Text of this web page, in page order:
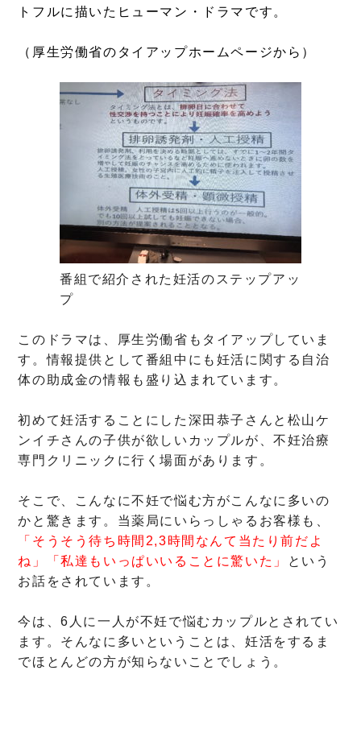
トフルに描いたヒューマン・ドラマです。
（厚生労働省のタイアップホームページから）
番組で紹介された妊活のステップアッ
プ
このドラマは、厚生労働省もタイアップしていま
す。情報提供として番組中にも妊活に関する自治
体の助成金の情報も盛り込まれています。
初めて妊活することにした深田恭子さんと松山ケ
ンイチさんの子供が欲しいカップルが、不妊治療
専門クリニックに行く場面があります。
そこで、こんなに不妊で悩む方がこんなに多いの
かと驚きます。当薬局にいらっしゃるお客様も、
「そうそう待ち時間2,3時間なんて当たり前だよ
ね」「私達もいっぱいいることに驚いた」
という
お話をされています。
今は、6人に一人が不妊で悩むカップルとされてい
ます。そんなに多いということは、妊活をするま
でほとんどの方が知らないことでしょう。